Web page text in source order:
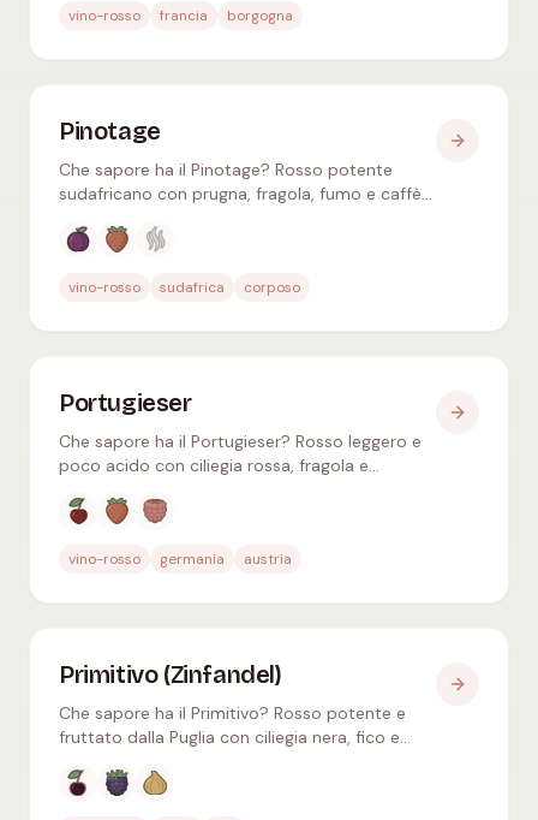
vino-rosso francia borgogna
Pinotage
Che sapore ha il Pinotage? Rosso potente
sudafricano con prugna, fragola, fumo e caffè
braai.
Aromi tipici
vino-rosso sudafrica corposo
Portugieser
Che sapore ha il Portugieser? Rosso leggero e
poco acido con ciliegia rossa, fragola e
fresco, popolare anche come rosato.
Aromi tipici
vino-rosso germania austria
Primitivo (Zinfandel)
Che sapore ha il Primitivo? Rosso potente e
fruttato dalla Puglia con ciliegia nera, fico e
Zinfandel californiano.
Aromi tipici